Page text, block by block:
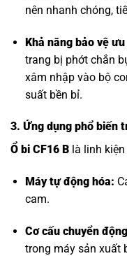
nên nhanh chóng,
Khả năng bảo vệ
trang bị phớt chắn
xâm nhập vào bộ
suất bền bỉ.
3. Ứng dụng phổ biến
Ổ bi CF16 B là linh
Máy tự động hóa:
cam.
Cơ cấu chuyển
trong máy sản xuất